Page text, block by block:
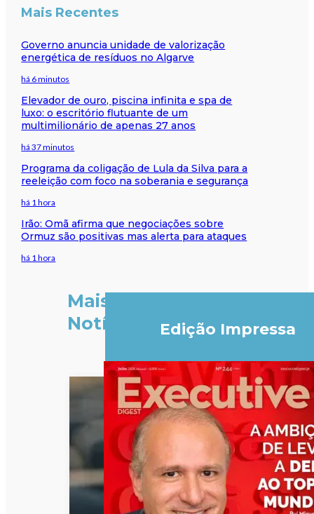
Mais Recentes
Governo anuncia unidade de valorização
energética de resíduos no Algarve
há 6 minutos
Elevador de ouro, piscina infinita e spa de
luxo: o escritório flutuante de um
multimilionário de apenas 27 anos
há 37 minutos
Programa da coligação de Lula da Silva para a
reeleição com foco na soberania e segurança
há 1 hora
Irão: Omã afirma que negociações sobre
Ormuz são positivas mas alerta para ataques
há 1 hora
Mais
Notícias
Edição Impressa